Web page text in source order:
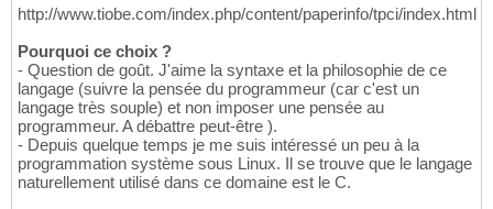
http://www.tiobe.com/index.php/content/paperinfo/tpci/index.html
Pourquoi ce choix ?
- Question de goût. J'aime la syntaxe et la philosophie de ce
langage (suivre la pensée du programmeur (car c'est un
langage très souple) et non imposer une pensée au
programmeur. A débattre peut-être ).
- Depuis quelque temps je me suis intéressé un peu à la
programmation système sous Linux. Il se trouve que le langage
naturellement utilisé dans ce domaine est le C.